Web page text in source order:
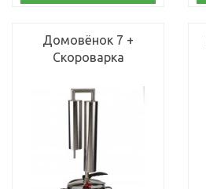
Домовёнок 7 +
Скороварка